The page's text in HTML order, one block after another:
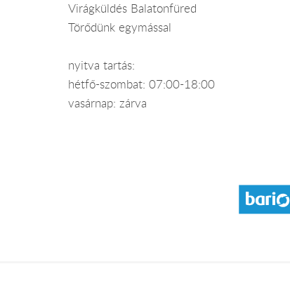
Virágküldés Balatonfüred
Törődünk egymással
nyitva tartás:
hétfő-szombat: 07:00-18:00
vasárnap: zárva